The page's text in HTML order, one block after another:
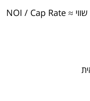
שווי ≈ NOI / Cap Rate